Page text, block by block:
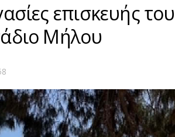
επισκευής
Μήλου